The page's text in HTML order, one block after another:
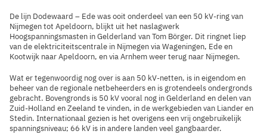
De lijn Dodewaard – Ede was ooit onderdeel van een 50 kV-ring van
Nijmegen tot Apeldoorn, blijkt uit het naslagwerk
Hoogspanningsmasten in Gelderland van Tom Börger. Dit ringnet liep
van de elektriciteitscentrale in Nijmegen via Wageningen, Ede en
Kootwijk naar Apeldoorn, en via Arnhem weer terug naar Nijmegen.
Wat er tegenwoordig nog over is aan 50 kV-netten, is in eigendom en
beheer van de regionale netbeheerders en is grotendeels ondergronds
gebracht. Bovengronds is 50 kV vooral nog in Gelderland en delen van
Zuid-Holland en Zeeland te vinden, in de werkgebieden van Liander en
Stedin. Internationaal gezien is het overigens een vrij ongebruikelijk
spanningsniveau; 66 kV is in andere landen veel gangbaarder.